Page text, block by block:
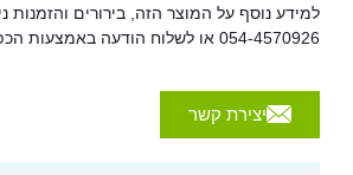
למידע נוסף על המוצר הזה, בירורים
054-4570926 או לשלוח הודעה באמצעות הכפתור להלן:
יצירת קשר